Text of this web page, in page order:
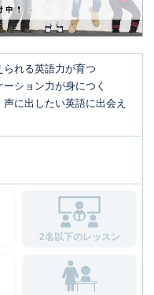
られる英語力が育つ
ーション力が身につく
声に出したい英語に出会え
2名以下のレッスン